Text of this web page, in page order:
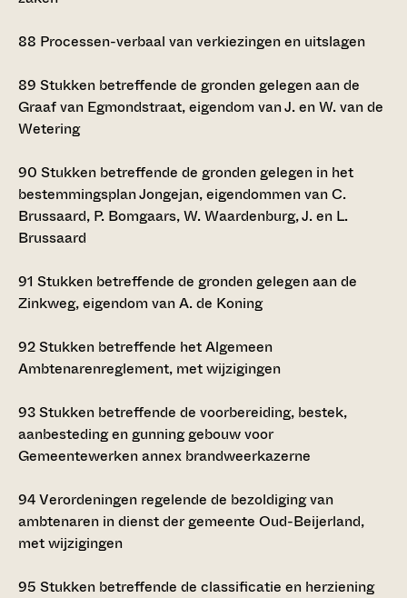
88 Processen-verbaal van verkiezingen en uitslagen
89 Stukken betreffende de gronden gelegen aan de
Graaf van Egmondstraat, eigendom van J. en W. van de
Wetering
90 Stukken betreffende de gronden gelegen in het
bestemmingsplan Jongejan, eigendommen van C.
Brussaard, P. Bomgaars, W. Waardenburg, J. en L.
Brussaard
91 Stukken betreffende de gronden gelegen aan de
Zinkweg, eigendom van A. de Koning
92Stukken betreffende het Algemeen
Ambtenarenreglement, met wijzigingen
93Stukken betreffende de voorbereiding, bestek,
aanbesteding en gunning gebouw voor
Gemeentewerken annex brandweerkazerne
94Verordeningen regelende de bezoldiging van
ambtenaren in dienst der gemeente Oud-Beijerland,
met wijzigingen
95 Stukken betreffende de classificatie en herziening